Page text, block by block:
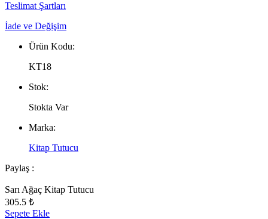
Teslimat Şartları
İade ve Değişim
Ürün Kodu:
KT18
Stok:
Stokta Var
Marka:
Kitap Tutucu
Paylaş :
Sarı Ağaç Kitap Tutucu
305.5 ₺
Sepete Ekle